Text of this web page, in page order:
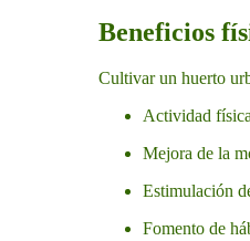
Beneficios
Cultivar un huerto
Actividad
Mejora de la
Estimulación
Fomento de